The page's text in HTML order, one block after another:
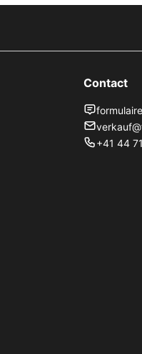
Contact
+41 44